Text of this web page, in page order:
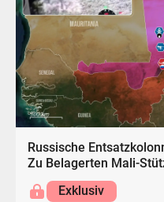
Russische
Zu Belagerten Mali-
Exklusiv